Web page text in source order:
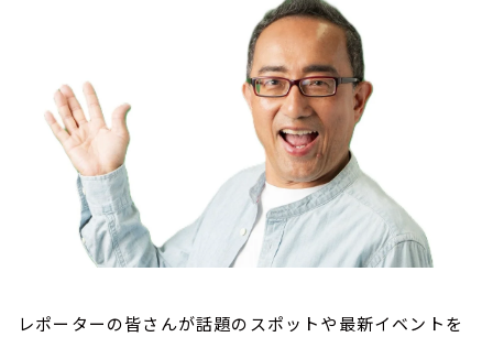
レポーターの皆さんが話題のスポットや最新イベントを